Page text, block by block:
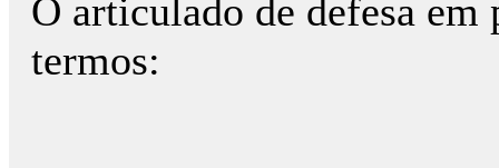
O articulado de defesa em
termos: